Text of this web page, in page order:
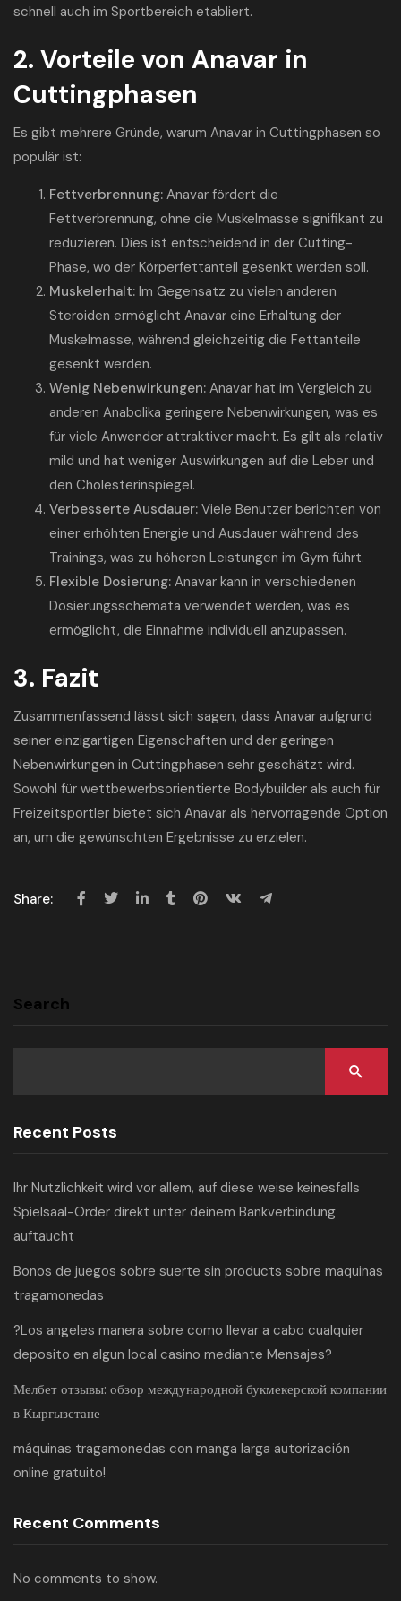
schnell auch im Sportbereich etabliert.
2. Vorteile von Anavar in
Cuttingphasen
Es gibt mehrere Gründe, warum Anavar in Cuttingphasen so
populär ist:
Fettverbrennung: Anavar fördert die
Fettverbrennung, ohne die Muskelmasse signifikant zu
reduzieren. Dies ist entscheidend in der Cutting-
Phase, wo der Körperfettanteil gesenkt werden soll.
Muskelerhalt: Im Gegensatz zu vielen anderen
Steroiden ermöglicht Anavar eine Erhaltung der
Muskelmasse, während gleichzeitig die Fettanteile
gesenkt werden.
Wenig Nebenwirkungen: Anavar hat im Vergleich zu
anderen Anabolika geringere Nebenwirkungen, was es
für viele Anwender attraktiver macht. Es gilt als relativ
mild und hat weniger Auswirkungen auf die Leber und
den Cholesterinspiegel.
Verbesserte Ausdauer: Viele Benutzer berichten von
einer erhöhten Energie und Ausdauer während des
Trainings, was zu höheren Leistungen im Gym führt.
Flexible Dosierung: Anavar kann in verschiedenen
Dosierungsschemata verwendet werden, was es
ermöglicht, die Einnahme individuell anzupassen.
3. Fazit
Zusammenfassend lässt sich sagen, dass Anavar aufgrund
seiner einzigartigen Eigenschaften und der geringen
Nebenwirkungen in Cuttingphasen sehr geschätzt wird.
Sowohl für wettbewerbsorientierte Bodybuilder als auch für
Freizeitsportler bietet sich Anavar als hervorragende Option
an, um die gewünschten Ergebnisse zu erzielen.
Share:
Search
Recent Posts
Ihr Nutzlichkeit wird vor allem, auf diese weise keinesfalls
Spielsaal-Order direkt unter deinem Bankverbindung
auftaucht
Bonos de juegos sobre suerte sin products sobre maquinas
tragamonedas
?Los angeles manera sobre como llevar a cabo cualquier
deposito en algun local casino mediante Mensajes?
Мелбет отзывы: обзор международной букмекерской компании
в Кыргызстане
máquinas tragamonedas con manga larga autorización
online gratuito!
Recent Comments
No comments to show.